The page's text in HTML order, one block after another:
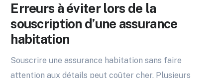
Erreurs à éviter lors de la
souscription d’une assurance
habitation
Souscrire une assurance habitation sans faire
attention aux détails peut coûter cher. Plusieurs